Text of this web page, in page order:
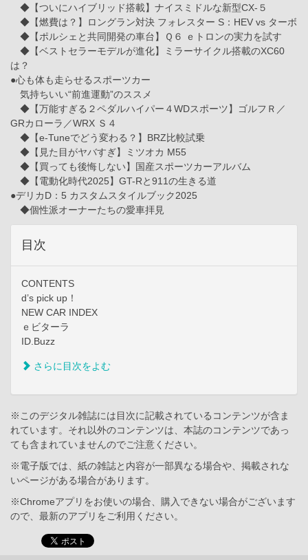
◆【ついにハイブリッド搭載】ナイスミドルな新型CX-５
◆【燃費は？】ロングラン対決 フォレスター S：HEV vs ターボ
◆【ポルシェと共同開発の車台】Ｑ６ ｅトロンの実力を試す
◆【ベストセラーモデルが進化】ミラーサイクル搭載のXC60
は？
●心も体も走らせるスポーツカー
気持ちいい“前進運動”のススメ
◆【万能すぎる２ペダルハイパー４WDスポーツ】ゴルフＲ／
GRカローラ／WRX Ｓ４
◆【e-Tuneでどう変わる？】BRZ比較試乗
◆【見た目がヤバすぎ】ミツオカ M55
◆【買っても後悔しない】国産スポーツカーアルバム
◆【電動化時代2025】GT-Rと911の生きる道
●デリカD：5 カスタムスタイルブック2025
◆個性派オーナーたちの愛車拝見
目次
CONTENTS
d’s pick up！
NEW CAR INDEX
ｅビターラ
ID.Buzz
さらに目次をよむ
※このデジタル雑誌には目次に記載されているコンテンツが含ま
れています。それ以外のコンテンツは、本誌のコンテンツであっ
ても含まれていませんのでご注意ください。
※電子版では、紙の雑誌と内容が一部異なる場合や、掲載されな
いページがある場合があります。
※Chromeアプリをお使いの場合、購入できない場合がございます
ので、最新のアプリをご利用ください。